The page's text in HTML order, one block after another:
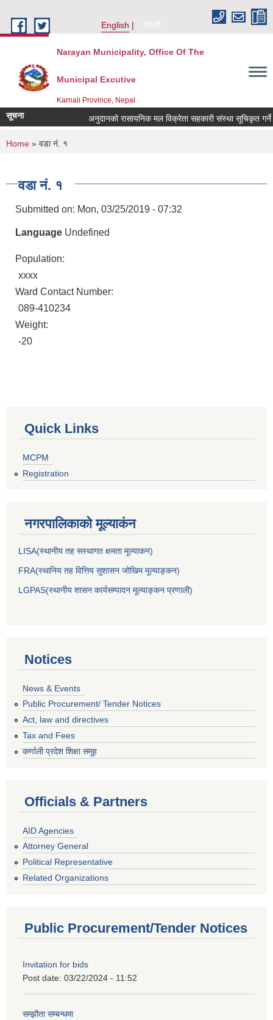
English
नेपाली
Narayan Municipality, Office Of The
Municipal Excutive
Karnali Province, Nepal
सूचना अनुदानको रासायनिक मल विक्रेता सहकारी संस्था सूचिकृत गर्ने
You are here
Home » वडा नं. १
वडा नं. १
Submitted on: Mon, 03/25/2019 - 07:32
Language Undefined
Population:
xxxx
Ward Contact Number:
089-410234
Weight:
-20
Quick Links
MCPM
Registration
नगरपालिकाकाे मूल्याकंन
LISA(स्थानीय तह सस्थागत क्षमता मूल्याक‌न)
FRA(स्थानिय तह वित्तिय सुशासन जोखिम मूल्याङ्कन)
LGPAS(स्थानीय शासन कार्यसम्पादन मूल्याङ्कन प्रणाली)
Notices
News & Events
Public Procurement/ Tender Notices
Act, law and directives
Tax and Fees
कर्णाली प्रदेश शिक्षा समूह
Officials & Partners
AID Agencies
Attorney General
Political Representative
Related Organizations
Public Procurement/Tender Notices
Invitation for bids
Post date: 03/22/2024 - 11:52
सम्झौता सम्बन्धमा